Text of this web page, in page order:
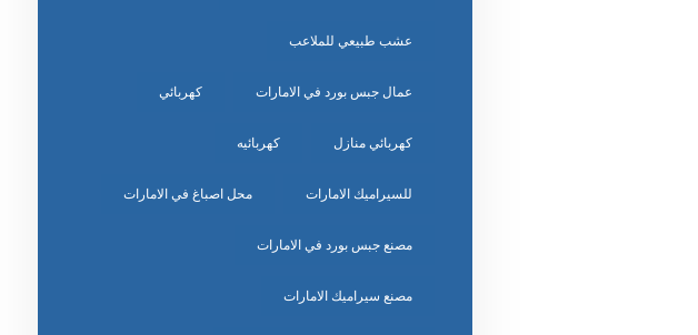
عشب طبيعي للملاعب
عمال جبس بورد في الامارات كهربائي
كهربائي منازل كهربائيه
للسيراميك الامارات محل اصباغ في الامارات
مصنع جبس بورد في الامارات
مصنع سيراميك الامارات